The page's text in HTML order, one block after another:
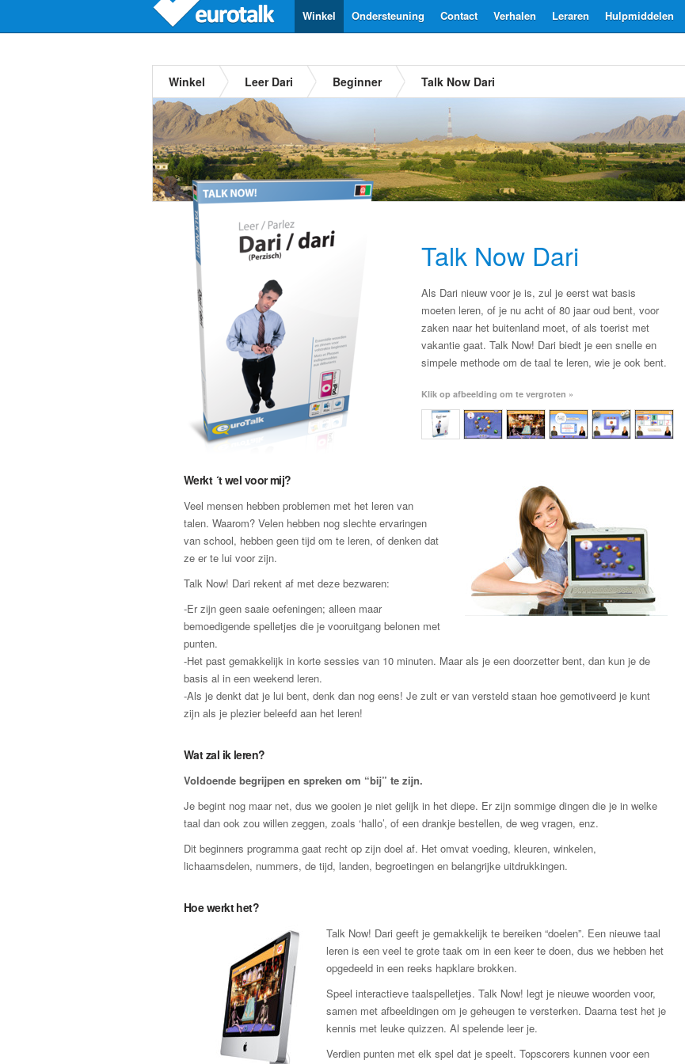
Hulpmiddelen
Leraren
Verhalen
Contact
Ondersteuning
Winkel
Winkel Leer Dari Beginner Talk Now Dari
Talk Now Dari
Als Dari nieuw voor je is, zul je eerst wat basis
moeten leren, of je nu acht of 80 jaar oud bent, voor
zaken naar het buitenland moet, of als toerist met
vakantie gaat. Talk Now! Dari biedt je een snelle en
simpele methode om de taal te leren, wie je ook bent.
Klik op afbeelding om te vergroten »
Werkt ´t wel voor mij?
Veel mensen hebben problemen met het leren van
talen. Waarom? Velen hebben nog slechte ervaringen
van school, hebben geen tijd om te leren, of denken dat
ze er te lui voor zijn.
Talk Now! Dari rekent af met deze bezwaren:
-Er zijn geen saaie oefeningen; alleen maar
bemoedigende spelletjes die je vooruitgang belonen met
punten.
-Het past gemakkelijk in korte sessies van 10 minuten. Maar als je een doorzetter bent, dan kun je de
basis al in een weekend leren.
-Als je denkt dat je lui bent, denk dan nog eens! Je zult er van versteld staan hoe gemotiveerd je kunt
zijn als je plezier beleefd aan het leren!
Wat zal ik leren?
Voldoende begrijpen en spreken om “bij” te zijn.
Je begint nog maar net, dus we gooien je niet gelijk in het diepe. Er zijn sommige dingen die je in welke
taal dan ook zou willen zeggen, zoals ‘hallo’, of een drankje bestellen, de weg vragen, enz.
Dit beginners programma gaat recht op zijn doel af. Het omvat voeding, kleuren, winkelen,
lichaamsdelen, nummers, de tijd, landen, begroetingen en belangrijke uitdrukkingen.
Hoe werkt het?
Talk Now! Dari geeft je gemakkelijk te bereiken “doelen”. Een nieuwe taal
leren is een veel te grote taak om in een keer te doen, dus we hebben het
opgedeeld in een reeks hapklare brokken.
Speel interactieve taalspelletjes. Talk Now! legt je nieuwe woorden voor,
samen met afbeeldingen om je geheugen te versterken. Daarna test het je
kennis met leuke quizzen. Al spelende leer je.
Verdien punten met elk spel dat je speelt. Topscorers kunnen voor een